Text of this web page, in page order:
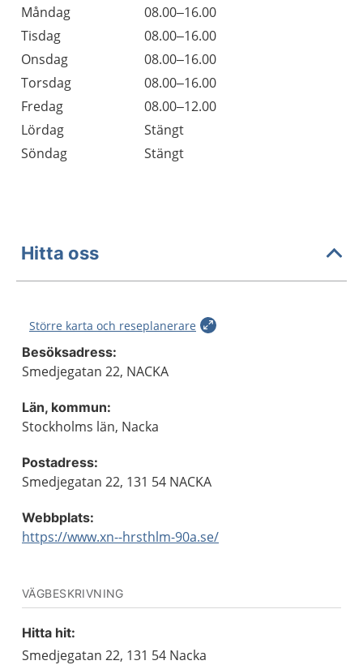
Dag
Öppettider
Kommentarer
Måndag
08.00–16.00
Tisdag
08.00–16.00
Onsdag
08.00–16.00
Torsdag
08.00–16.00
Fredag
08.00–12.00
Lördag
Stängt
Söndag
Stängt
Hitta oss
Större karta och reseplanerare
Besöksadress:
Smedjegatan 22, NACKA
Län, kommun:
Stockholms län, Nacka
Postadress:
Smedjegatan 22, 131 54 NACKA
Webbplats:
https://www.xn--hrsthlm-90a.se/
VÄGBESKRIVNING
Hitta hit:
Smedjegatan 22, 131 54 Nacka